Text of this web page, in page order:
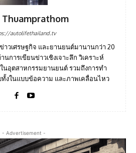
autolifethailand.tv
วเศรษฐกิจ และยานยนต์มานานกว่า 20
การเขียนข่าวเชิงเจาะลึก วิเคราะห์
นอุตสาหกรรมยานยนต์ รวมถึงการทำ
งในแบบข้อความ และภาพเคลื่อนไหว
- Advertisement -